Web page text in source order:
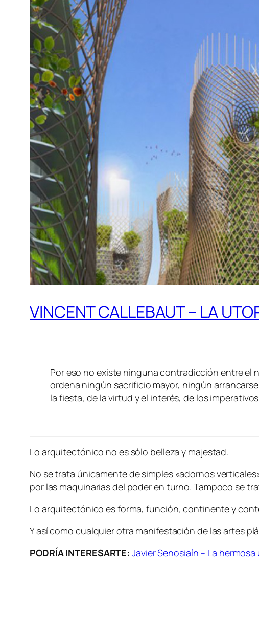
VINCENT CALLEBAUT – LA
Por eso no existe ninguna contradicción entre el
ordena ningún sacrificio mayor, ningún
la fiesta, de la virtud y el interés, de los
Lo arquitectónico no es sólo belleza y majestad.
No se trata únicamente de simples «adornos
por las maquinarias del poder en turno. Tampoco se
Lo arquitectónico es forma, función, continente y
Y así como cualquier otra manifestación de las artes
PODRÍA INTERESARTE: Javier Senosiaín – La